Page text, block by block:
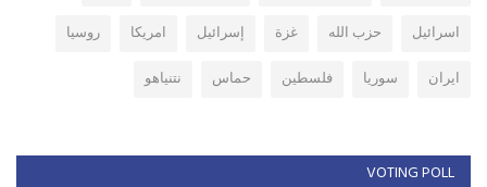
اسرائيل
حزب الله غزة إسرائيل امريكا
روسيا
ايران
سوريا فلسطين حماس نتنياهو
VOTING POLL